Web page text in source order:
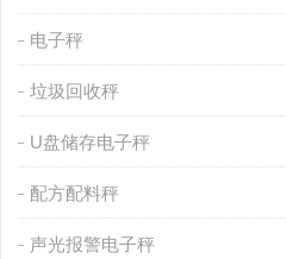
电子秤
垃圾回收秤
U盘储存电子秤
配方配料秤
声光报警电子秤